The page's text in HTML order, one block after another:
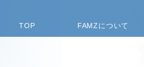
TOP FAMZについて